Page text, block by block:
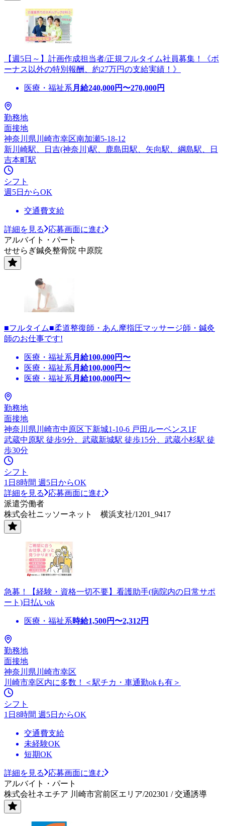
【週5日～】計画作成担当者/正規フルタイム社員募集！《ボ
ーナス以外の特別報酬、約27万円の支給実績！》
医療・福祉系 月給240,000円〜270,000円
勤務地
面接地
神奈川県川崎市幸区南加瀬5-18-12
新川崎駅、日吉(神奈川)駅、鹿島田駅、矢向駅、綱島駅、日
吉本町駅
シフト
週5日からOK
交通費支給
詳細を見る
応募画面に進む
アルバイト・パート
せせらぎ鍼灸整骨院 中原院
■フルタイム■柔道整復師・あん摩指圧マッサージ師・鍼灸
師のお仕事です!
医療・福祉系 月給100,000円〜
医療・福祉系 月給100,000円〜
医療・福祉系 月給100,000円〜
勤務地
面接地
神奈川県川崎市中原区下新城1-10-6 戸田ルーベンス1F
武蔵中原駅 徒歩9分、武蔵新城駅 徒歩15分、武蔵小杉駅 徒
歩30分
シフト
1日8時間 週5日からOK
詳細を見る
応募画面に進む
派遣労働者
株式会社ニッソーネット 横浜支社/1201_9417
急募！【経験・資格一切不要】看護助手(病院内の日常サポ
ート)日払いok
医療・福祉系時給1,500円〜2,312円
勤務地
面接地
神奈川県川崎市幸区
川崎市幸区内に多数！＜駅チカ・車通勤okも有＞
シフト
1日8時間 週5日からOK
交通費支給
未経験OK
短期OK
詳細を見る
応募画面に進む
アルバイト・パート
株式会社ネエチア 川崎市宮前区エリア/202301 / 交通誘導